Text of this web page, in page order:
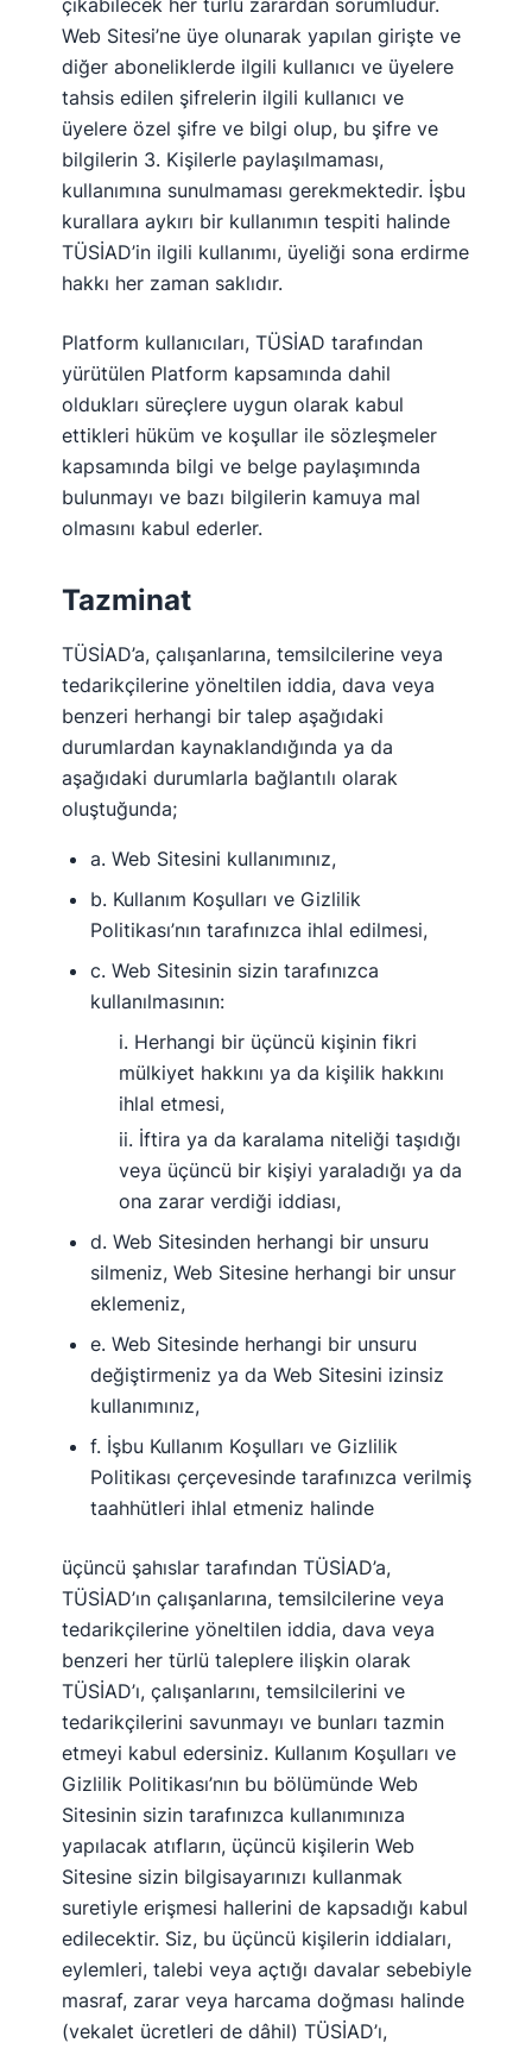
çıkabilecek her türlü zarardan sorumludur.
Web Sitesi’ne üye olunarak yapılan girişte ve
diğer aboneliklerde ilgili kullanıcı ve üyelere
tahsis edilen şifrelerin ilgili kullanıcı ve
üyelere özel şifre ve bilgi olup, bu şifre ve
bilgilerin 3. Kişilerle paylaşılmaması,
kullanımına sunulmaması gerekmektedir. İşbu
kurallara aykırı bir kullanımın tespiti halinde
TÜSİAD’in ilgili kullanımı, üyeliği sona erdirme
hakkı her zaman saklıdır.
Platform kullanıcıları, TÜSİAD tarafından
yürütülen Platform kapsamında dahil
oldukları süreçlere uygun olarak kabul
ettikleri hüküm ve koşullar ile sözleşmeler
kapsamında bilgi ve belge paylaşımında
bulunmayı ve bazı bilgilerin kamuya mal
olmasını kabul ederler.
Tazminat
TÜSİAD’a, çalışanlarına, temsilcilerine veya
tedarikçilerine yöneltilen iddia, dava veya
benzeri herhangi bir talep aşağıdaki
durumlardan kaynaklandığında ya da
aşağıdaki durumlarla bağlantılı olarak
oluştuğunda;
a. Web Sitesini kullanımınız,
b. Kullanım Koşulları ve Gizlilik
Politikası’nın tarafınızca ihlal edilmesi,
c. Web Sitesinin sizin tarafınızca
kullanılmasının:
i. Herhangi bir üçüncü kişinin fikri
mülkiyet hakkını ya da kişilik hakkını
ihlal etmesi,
ii. İftira ya da karalama niteliği taşıdığı
veya üçüncü bir kişiyi yaraladığı ya da
ona zarar verdiği iddiası,
d. Web Sitesinden herhangi bir unsuru
silmeniz, Web Sitesine herhangi bir unsur
eklemeniz,
e. Web Sitesinde herhangi bir unsuru
değiştirmeniz ya da Web Sitesini izinsiz
kullanımınız,
f. İşbu Kullanım Koşulları ve Gizlilik
Politikası çerçevesinde tarafınızca verilmiş
taahhütleri ihlal etmeniz halinde
üçüncü şahıslar tarafından TÜSİAD’a,
TÜSİAD’ın çalışanlarına, temsilcilerine veya
tedarikçilerine yöneltilen iddia, dava veya
benzeri her türlü taleplere ilişkin olarak
TÜSİAD’ı, çalışanlarını, temsilcilerini ve
tedarikçilerini savunmayı ve bunları tazmin
etmeyi kabul edersiniz. Kullanım Koşulları ve
Gizlilik Politikası’nın bu bölümünde Web
Sitesinin sizin tarafınızca kullanımınıza
yapılacak atıfların, üçüncü kişilerin Web
Sitesine sizin bilgisayarınızı kullanmak
suretiyle erişmesi hallerini de kapsadığı kabul
edilecektir. Siz, bu üçüncü kişilerin iddiaları,
eylemleri, talebi veya açtığı davalar sebebiyle
masraf, zarar veya harcama doğması halinde
(vekalet ücretleri de dâhil) TÜSİAD’ı,